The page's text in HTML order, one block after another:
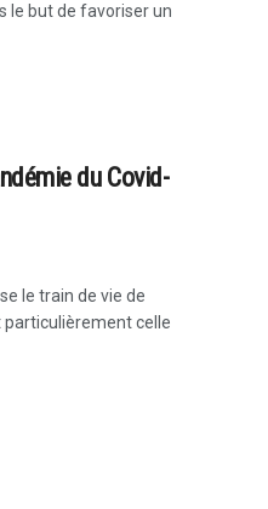
le but de favoriser un
du Covid-
le train de vie de
particulièrement celle